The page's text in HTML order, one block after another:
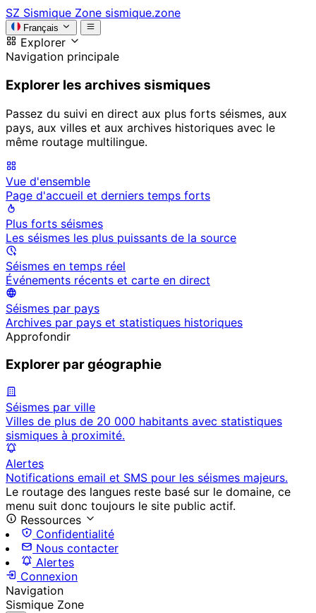
SZ Sismique Zone sismique.zone
Français
Explorer
Navigation principale
Explorer les archives sismiques
Passez du suivi en direct aux plus forts séismes, aux
pays, aux villes et aux archives historiques avec le
même routage multilingue.
Vue d'ensemble
Page d'accueil et derniers temps forts
Plus forts séismes
Les séismes les plus puissants de la source
Séismes en temps réel
Événements récents et carte en direct
Séismes par pays
Archives par pays et statistiques historiques
Approfondir
Explorer par géographie
Séismes par ville
Villes de plus de 20 000 habitants avec statistiques
sismiques à proximité.
Alertes
Notifications email et SMS pour les séismes majeurs.
Le routage des langues reste basé sur le domaine, ce
menu suit donc toujours le site public actif.
Ressources
Confidentialité
Nous contacter
Alertes
Connexion
Navigation
Sismique Zone